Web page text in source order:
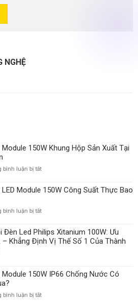
NGHỆ
150W Khung Hộp Sản Xuất Tại
bình luận bị tắtở
Pha
Module
Khung
Sản
Xuất
Module 150W Công Suất Thực Bao
bình luận bị tắtở
Pha
LED
Module
Suất
Nhiêu?
Đèn Led Philips Xitanium 100W: Ưu
– Khẳng Định Vị Thế Số 1 Của Thành
150W IP66 Chống Nước Có
bình luận bị tắtở